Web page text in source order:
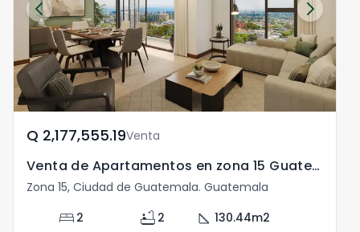
Q	2,177,555.19Venta
Venta de Apartamentos en zona 15 Guatemala
Zona 15, Ciudad de Guatemala. Guatemala
bed 2 bathtub 2 square_foot 130.44m2